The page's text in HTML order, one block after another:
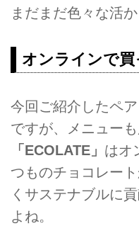
まだまだ色々な活
オンラインで
今回ご紹介したペ
ですが、メニュー
「ECOLATE」 はオ
つものチョコレー
くサステナブルに
よね。